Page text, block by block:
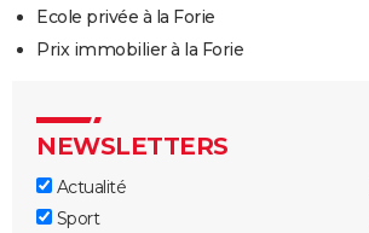
Ecole privée à la Forie
Prix immobilier à la Forie
NEWSLETTERS
Actualité
Sport